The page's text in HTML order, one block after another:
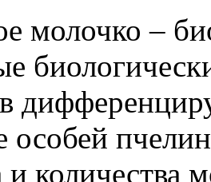
молочко –
в
особей
и количества